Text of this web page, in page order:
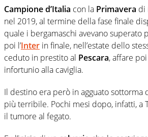
Campione d’Italia con la Primavera di
nel 2019, al termine della fase finale
quale i bergamaschi avevano superato
poi l’Inter in finale, nell’estate dello
ceduto in prestito al Pescara, affare
infortunio alla caviglia.
Il destino era però in agguato sottorma
più terribile. Pochi mesi dopo, infatti, a
il tumore al fegato.